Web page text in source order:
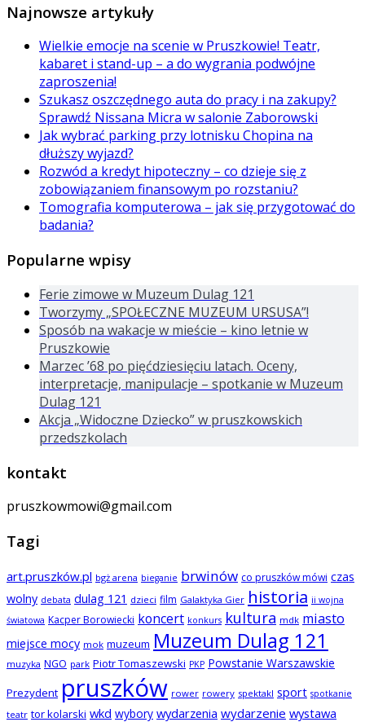
Najnowsze artykuły
Wielkie emocje na scenie w Pruszkowie! Teatr,
kabaret i stand-up – a do wygrania podwójne
zaproszenia!
Szukasz oszczędnego auta do pracy i na zakupy?
Sprawdź Nissana Micra w salonie Zaborowski
Jak wybrać parking przy lotnisku Chopina na
dłuższy wyjazd?
Rozwód a kredyt hipoteczny – co dzieje się z
zobowiązaniem finansowym po rozstaniu?
Tomografia komputerowa – jak się przygotować do
badania?
Popularne wpisy
Ferie zimowe w Muzeum Dulag 121
Tworzymy „SPOŁECZNE MUZEUM URSUSA”!
Sposób na wakacje w mieście – kino letnie w
Pruszkowie
Marzec ’68 po pięćdziesięciu latach. Oceny,
interpretacje, manipulacje – spotkanie w Muzeum
Dulag 121
Akcja „Widoczne Dziecko” w pruszkowskich
przedszkolach
kontakt
pruszkowmowi@gmail.com
Tagi
art.pruszków.pl bgż arena bieganie brwinów co pruszków mówi czas
wolny debata dulag 121 dzieci film Galaktyka Gier historia ii wojna
światowa Kacper Borowiecki koncert konkurs kultura mdk miasto
miejsce mocy mok muzeum Muzeum Dulag 121
muzyka NGO park Piotr Tomaszewski PKP Powstanie Warszawskie
Prezydent pruszków rower rowery spektakl sport spotkanie
teatr tor kolarski wkd wybory wydarzenia wydarzenie wystawa